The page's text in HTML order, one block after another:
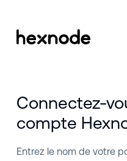
Connectez-
compte
Entrez le nom de votre